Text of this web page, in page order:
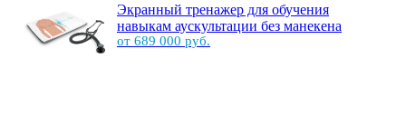
Экранный тренажер для обучения
навыкам аускультации без манекена
от 689 000 руб.